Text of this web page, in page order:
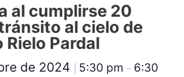
al cumplirse 20
al cielo de
Rielo Pardal
de 2024 5:30 pm – 6:30